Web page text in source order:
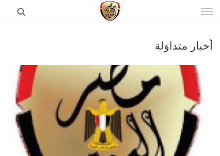
الى
أخبار متداوَلة